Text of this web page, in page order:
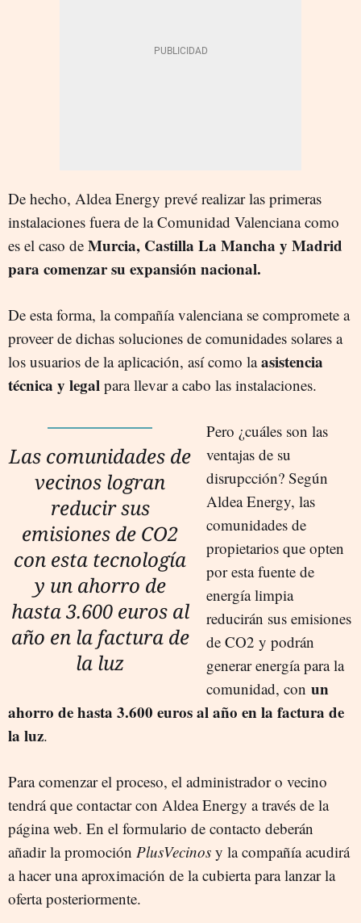
De hecho, Aldea Energy prevé realizar las primeras
instalaciones fuera de la Comunidad Valenciana como
es el caso de Murcia, Castilla La Mancha y Madrid
para comenzar su expansión nacional.
De esta forma, la compañía valenciana se compromete a
proveer de dichas soluciones de comunidades solares a
los usuarios de la aplicación, así como laasistencia
técnica y legal para llevar a cabo las instalaciones.
Las comunidades de
vecinos logran
reducir sus
emisiones de CO2
con esta tecnología
y un ahorro de
hasta 3.600 euros al
año en la factura de
la luz
Pero ¿cuáles son las
ventajas de su
disrupcción? Según
Aldea Energy, las
comunidades de
propietarios que opten
por esta fuente de
energía limpia
reducirán sus emisiones
de CO2 y podrán
generar energía para la
comunidad, con un
ahorro de hasta 3.600 euros al año en la factura de
la luz.
Para comenzar el proceso, el administrador o vecino
tendrá que contactar con Aldea Energy a través de la
página web. En el formulario de contacto deberán
añadir la promoción PlusVecinos y la compañía acudirá
a hacer una aproximación de la cubierta para lanzar la
oferta posteriormente.